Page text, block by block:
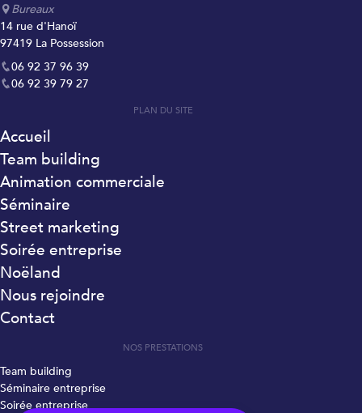
Bureaux
14 rue d'Hanoï
97419 La Possession
06 92 37 96 39
06 92 39 79 27
PLAN DU SITE
Accueil
Team building
Animation commerciale
Séminaire
Street marketing
Soirée entreprise
Noëland
Nous rejoindre
Contact
NOS PRESTATIONS
Team building
Séminaire entreprise
Soirée entreprise